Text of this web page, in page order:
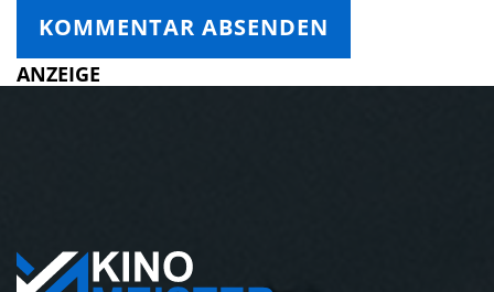
ANZEIGE